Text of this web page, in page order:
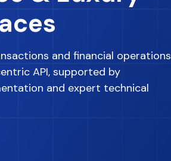
and financial operations
API, supported by
and expert technical